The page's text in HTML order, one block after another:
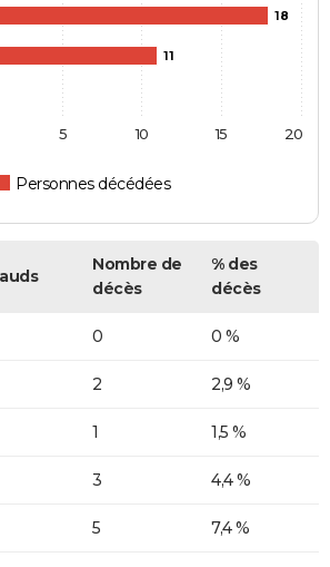
18
11
Personnes décédées
5 10 15 20
Nombre de
décès
% des
décès
0 0 %
2 2,9 %
1 1,5 %
3 4,4 %
5 7,4 %